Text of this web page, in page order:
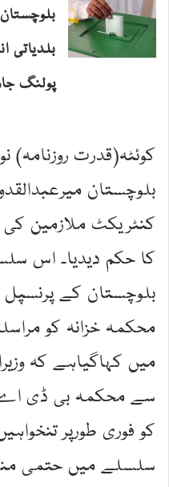
بلدیاتی
پولنگ
کوئٹہ(قدرت روزنامہ)
بلوچستان
کنٹریکٹ ملازمین کی
کا حکم دیدیا۔ اس
بلوچستان کے
محکمہ خزانہ کو
میں کہاگیاہے کہ
سے محکمہ بی ڈی
کو فوری طورپر
سلسلے میں حتمی